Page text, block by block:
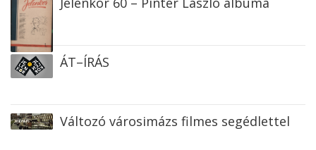
ÁT–ÍRÁS
Változó városimázs filmes segédlettel